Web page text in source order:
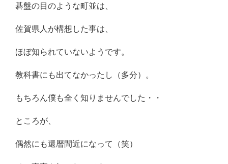
碁盤の目のような町並は、
佐賀県人が構想した事は、
ほぼ知られていないようです。
教科書にも出てなかったし（多分）。
もちろん僕も全く知りませんでした・・
ところが、
偶然にも還暦間近になって（笑）